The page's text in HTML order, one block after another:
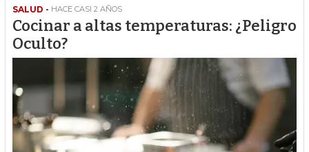
SALUD - HACE CASI 2 AÑOS
Cocinar a altas temperaturas: ¿Peligro
Oculto?